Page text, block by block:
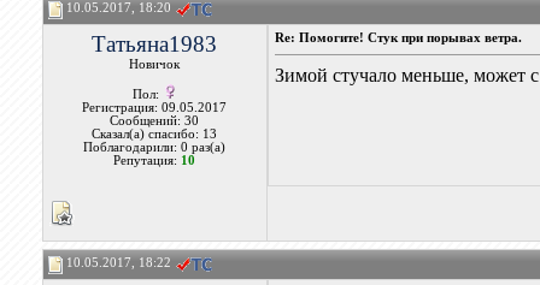
10.05.2017, 18:20
Татьяна1983
Новичок
Пол:
Регистрация: 09.05.2017
Сообщений: 30
Сказал(а) спасибо: 13
Поблагодарили: 0 раз(а)
Репутация: 10
Re: Помогите! Стук при порывах ветра.
Зимой стучало меньше, может
10.05.2017, 18:22